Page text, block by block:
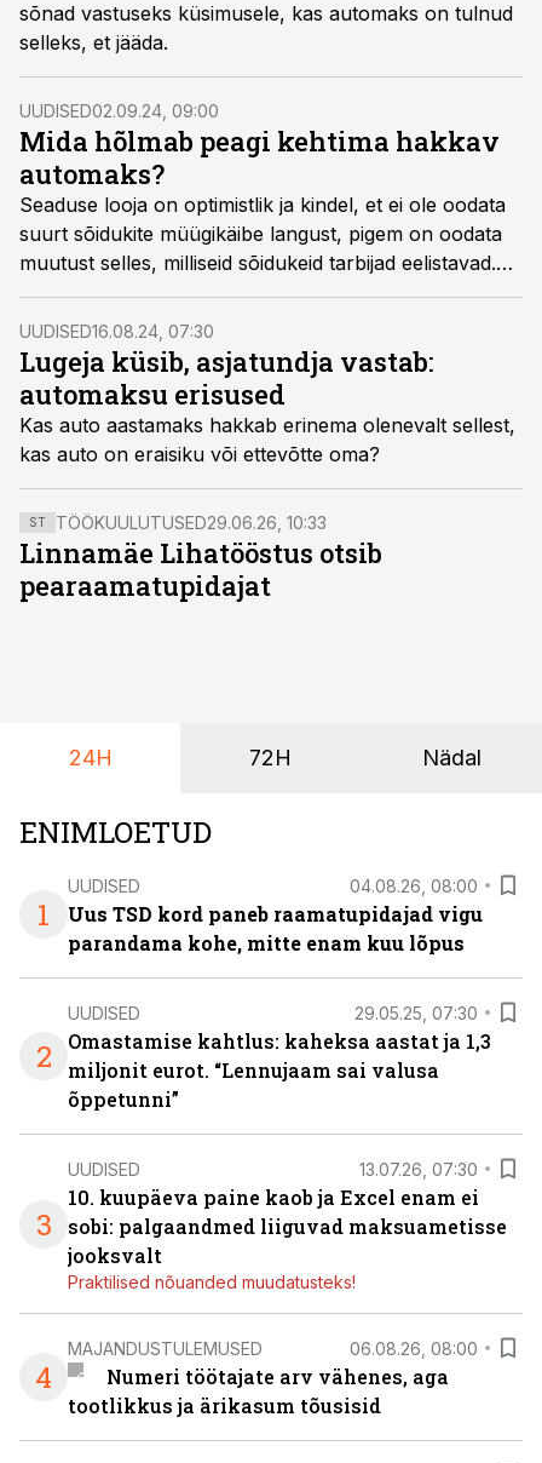
sõnad vastuseks küsimusele, kas automaks on tulnud
selleks, et jääda.
UUDISED02.09.24, 09:00
Mida hõlmab peagi kehtima hakkav
automaks?
Seaduse looja on optimistlik ja kindel, et ei ole oodata
suurt sõidukite müügikäibe langust, pigem on oodata
muutust selles, milliseid sõidukeid tarbijad eelistavad.
TalTech Eesti Mereakadeemia finantsvaldkonna ja
maksunduse lektor Maret Güldenkoh ütleb, et
seaduse mõju maksumaksjale, on ta siis era- või
juriidiline isik, ja riigieelarvesse laekuva maksutulu
mõistlik kasutamine, selgub alles aastate pärast.
UUDISED16.08.24, 07:30
Lugeja küsib, asjatundja vastab:
automaksu erisused
Kas auto aastamaks hakkab erinema olenevalt sellest,
kas auto on eraisiku või ettevõtte oma?
ST TÖÖKUULUTUSED29.06.26, 10:33
Linnamäe Lihatööstus otsib
pearaamatupidajat
24H 72H Nädal
ENIMLOETUD
1
UUDISED 04.08.26, 08:00
Uus TSD kord paneb raamatupidajad vigu
parandama kohe, mitte enam kuu lõpus
2
UUDISED 29.05.25, 07:30
Omastamise kahtlus: kaheksa aastat ja 1,3
miljonit eurot. “Lennujaam sai valusa
õppetunni”
3
UUDISED 13.07.26, 07:30
10. kuupäeva paine kaob ja Excel enam ei
sobi: palgaandmed liiguvad maksuametisse
jooksvalt
Praktilised nõuanded muudatusteks!
4
MAJANDUSTULEMUSED 06.08.26, 08:00
Numeri töötajate arv vähenes, aga
tootlikkus ja ärikasum tõusisid